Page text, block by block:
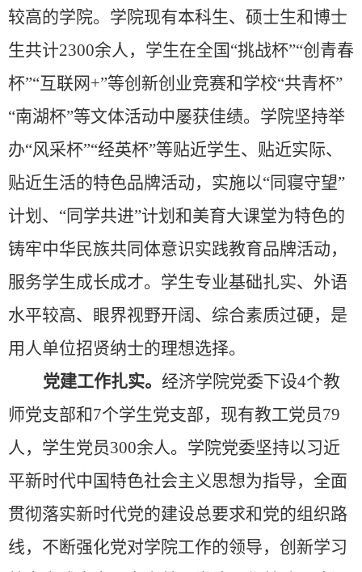
较高的学院。学院现有本科生、硕士生和博士
生共计2300余人， 学生在全国“挑战杯”“创青春
杯”“互联网+”等创新创业竞赛和学校“共青杯”
“南湖杯”等文体活动中屡获佳绩。学院坚持举
办“风采杯”“经英杯”等贴近学生、贴近实际、
贴近生活的特色品牌活动，实施以“同寝守望”
计划、 “同学共进”计划和美育大课堂为特色的
铸牢中华民族共同体意识实践教育品牌活动，
服务学生成长成才。学生专业基础扎实、外语
水平较高、眼界视野开阔、综合素质过硬，是
用人单位招贤纳士的理想选择。
党建工作扎实。 经济学院党委下设4个教
师党支部和7个学生党支部，现有教工党员79
人，学生党员300余人。学院党委坚持以习近
平新时代中国特色社会主义思想为指导，全面
贯彻落实新时代党的建设总要求和党的组织路
线，不断强化党对学院工作的领导，创新学习